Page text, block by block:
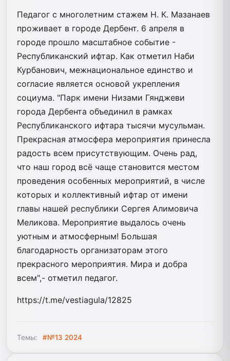
Педагог с многолетним стажем Н. К. Мазанаев
проживает в городе Дербент. 6 апреля в
городе прошло масштабное событие -
Республиканский ифтар. Как отметил Наби
Курбанович, межнациональное единство и
согласие является основой укрепления
социума. "Парк имени Низами Гянджеви
города Дербента объединил в рамках
Республиканского ифтара тысячи мусульман.
Прекрасная атмосфера мероприятия принесла
радость всем присутствующим. Очень рад,
что наш город всё чаще становится местом
проведения особенных мероприятий, в числе
которых и коллективный ифтар от имени
главы нашей республики Сергея Алимовича
Меликова. Мероприятие выдалось очень
уютным и атмосферным! Большая
благодарность организаторам этого
прекрасного мероприятия. Мира и добра
всем",- отметил педагог.
https://t.me/vestiagula/12825
Темы: #№13 2024